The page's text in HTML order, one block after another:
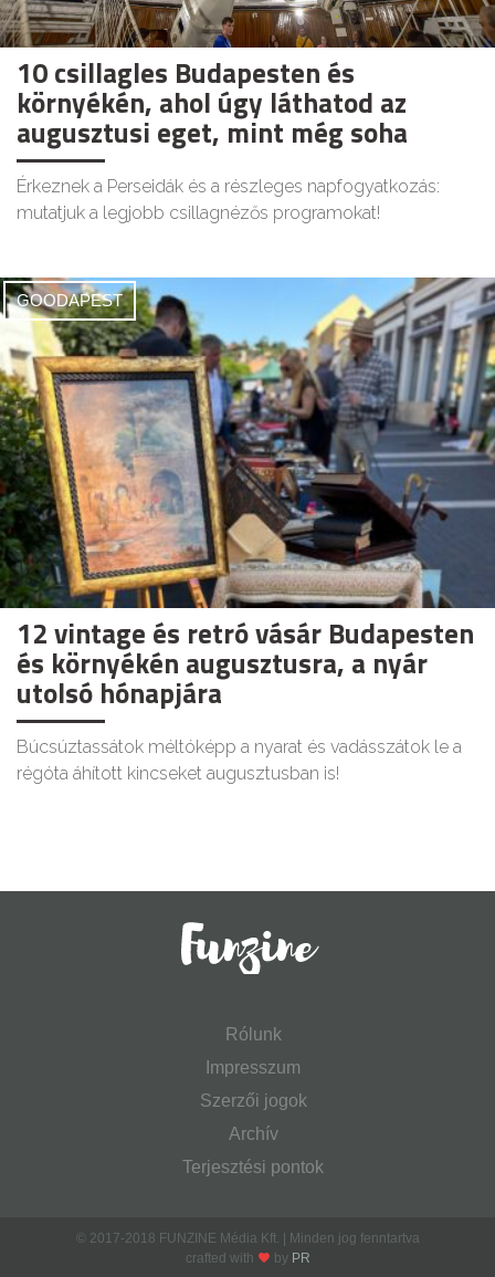
10 csillagles Budapesten és
környékén, ahol úgy láthatod az
augusztusi eget, mint még soha
Érkeznek a Perseidák és a részleges napfogyatkozás:
mutatjuk a legjobb csillagnézős programokat!
GOODAPEST
12 vintage és retró vásár Budapesten
és környékén augusztusra, a nyár
utolsó hónapjára
Búcsúztassátok méltóképp a nyarat és vadásszátok le a
régóta áhított kincseket augusztusban is!
Rólunk
Impresszum
Szerzői jogok
Archív
Terjesztési pontok
© 2017-2018 FUNZINE Média Kft. | Minden jog fenntartva
crafted with
by PR